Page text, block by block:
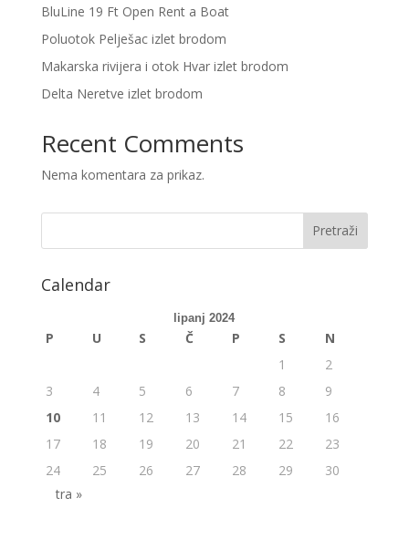
BluLine 19 Ft Open Rent a Boat
Poluotok Pelješac izlet brodom
Makarska rivijera i otok Hvar izlet brodom
Delta Neretve izlet brodom
Recent Comments
Nema komentara za prikaz.
Calendar
lipanj 2024
P U S Č P S
N
1
2
3
4 5 6 7 8
9
10
11 12 13 14 15
16
17
18 19 20 21 22
23
24
25 26 27 28 29
30
tra »